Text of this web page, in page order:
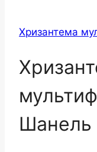
Хризантема
Шанель